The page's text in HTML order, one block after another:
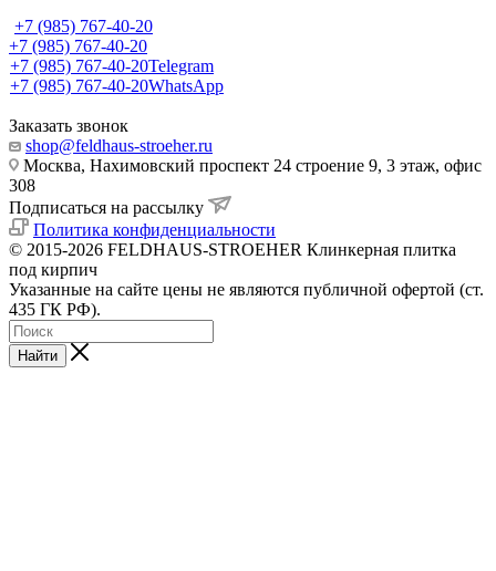
+7 (985) 767-40-20
+7 (985) 767-40-20
+7 (985) 767-40-20Telegram
+7 (985) 767-40-20WhatsApp
Заказать звонок
shop@feldhaus-stroeher.ru
Москва, Нахимовский проспект 24 строение 9, 3 этаж, офис
308
Подписаться на рассылку
Политика конфиденциальности
© 2015-2026 FELDHAUS-STROEHER Клинкерная плитка
под кирпич
Указанные на сайте цены не являются публичной офертой (ст.
435 ГК РФ).
Найти